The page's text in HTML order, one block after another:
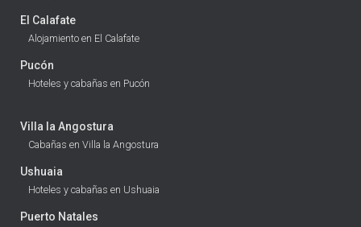
El Calafate
Alojamiento en El Calafate
Pucón
Hoteles y cabañas en Pucón
Villa la Angostura
Cabañas en Villa la Angostura
Ushuaia
Hoteles y cabañas en Ushuaia
Puerto Natales